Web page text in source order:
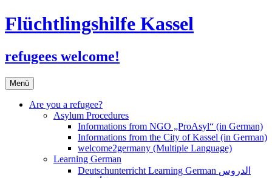
Flüchtlingshilfe Kassel
refugees welcome!
Menü Zum
Inhalt
springen
Are you a refugee?
Asylum Procedures
Informations from NGO „ProAsyl“ (in German)
Informations from the City of Kassel (in German)
welcome2germany (Multiple Language)
Learning German
Deutschunterricht Learning German الدروس